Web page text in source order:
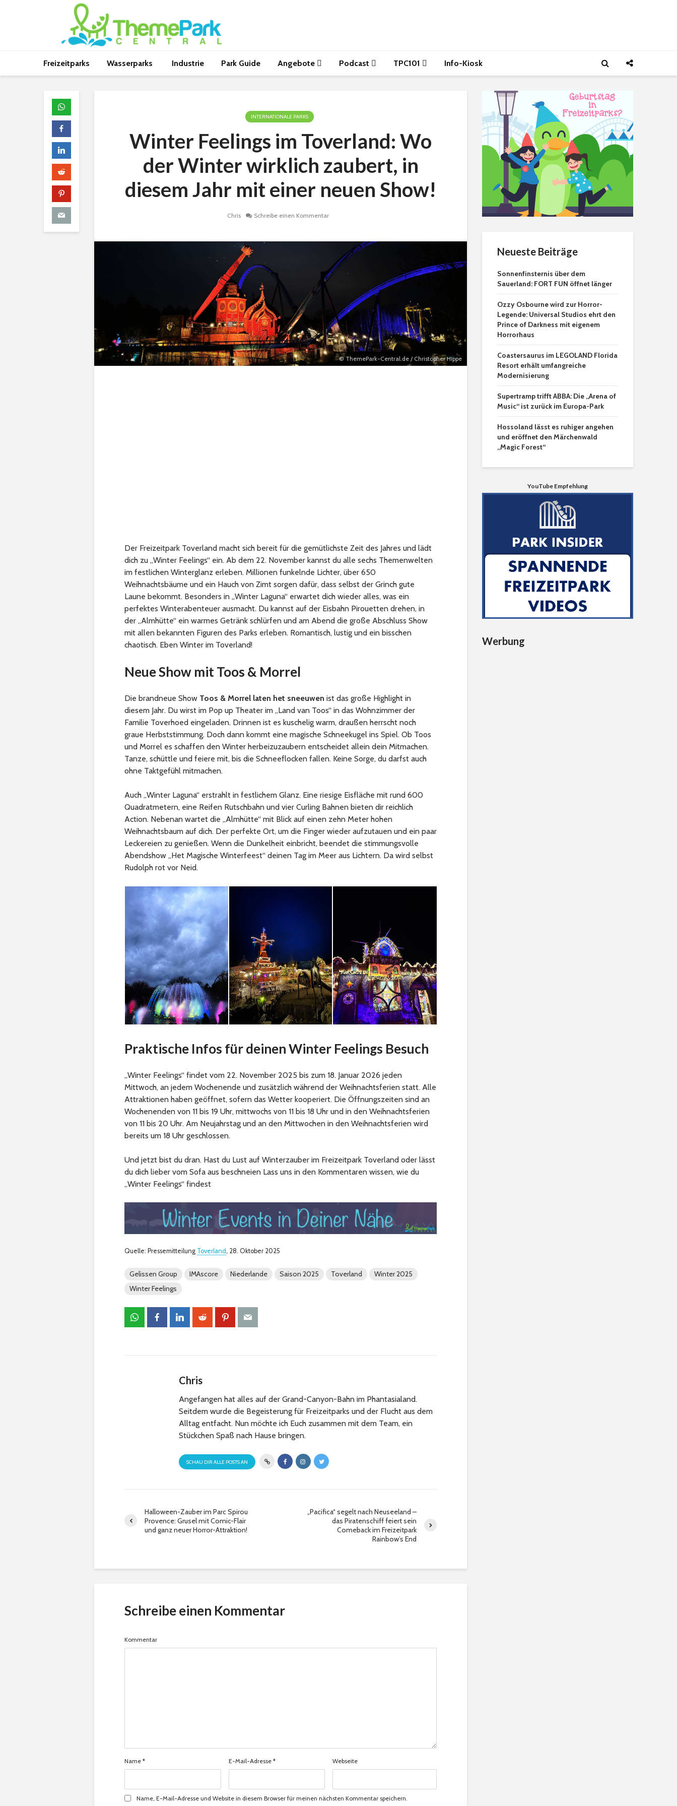
Freizeitparks Wasserparks Industrie Park Guide Angebote Podcast TPC101 Info-Kiosk
INTERNATIONALE PARKS
Winter Feelings im Toverland: Wo
der Winter wirklich zaubert, in
diesem Jahr mit einer neuen Show!
Chris Schreibe einen Kommentar
© ThemePark-Central.de / Christopher Hippe
Der Freizeitpark Toverland macht sich bereit für die gemütlichste Zeit des Jahres und lädt
dich zu „Winter Feelings“ ein. Ab dem 22. November kannst du alle sechs Themenwelten
im festlichen Winterglanz erleben. Millionen funkelnde Lichter, über 650
Weihnachtsbäume und ein Hauch von Zimt sorgen dafür, dass selbst der Grinch gute
Laune bekommt. Besonders in „Winter Laguna“ erwartet dich wieder alles, was ein
perfektes Winterabenteuer ausmacht. Du kannst auf der Eisbahn Pirouetten drehen, in
der „Almhütte“ ein warmes Getränk schlürfen und am Abend die große Abschluss Show
mit allen bekannten Figuren des Parks erleben. Romantisch, lustig und ein bisschen
chaotisch. Eben Winter im Toverland!
Neue Show mit Toos & Morrel
Die brandneue Show Toos & Morrel laten het sneeuwen ist das große Highlight in
diesem Jahr. Du wirst im Pop up Theater im „Land van Toos“ in das Wohnzimmer der
Familie Toverhoed eingeladen. Drinnen ist es kuschelig warm, draußen herrscht noch
graue Herbststimmung. Doch dann kommt eine magische Schneekugel ins Spiel. Ob Toos
und Morrel es schaffen den Winter herbeizuzaubern entscheidet allein dein Mitmachen.
Tanze, schüttle und feiere mit, bis die Schneeflocken fallen. Keine Sorge, du darfst auch
ohne Taktgefühl mitmachen.
Auch „Winter Laguna“ erstrahlt in festlichem Glanz. Eine riesige Eisfläche mit rund 600
Quadratmetern, eine Reifen Rutschbahn und vier Curling Bahnen bieten dir reichlich
Action. Nebenan wartet die „Almhütte“ mit Blick auf einen zehn Meter hohen
Weihnachtsbaum auf dich. Der perfekte Ort, um die Finger wieder aufzutauen und ein paar
Leckereien zu genießen. Wenn die Dunkelheit einbricht, beendet die stimmungsvolle
Abendshow „Het Magische Winterfeest“ deinen Tag im Meer aus Lichtern. Da wird selbst
Rudolph rot vor Neid.
Praktische Infos für deinen Winter Feelings Besuch
„Winter Feelings“ findet vom 22. November 2025 bis zum 18. Januar 2026 jeden
Mittwoch, an jedem Wochenende und zusätzlich während der Weihnachtsferien statt. Alle
Attraktionen haben geöffnet, sofern das Wetter kooperiert. Die Öffnungszeiten sind an
Wochenenden von 11 bis 19 Uhr, mittwochs von 11 bis 18 Uhr und in den Weihnachtsferien
von 11 bis 20 Uhr. Am Neujahrstag und an den Mittwochen in den Weihnachtsferien wird
bereits um 18 Uhr geschlossen.
Und jetzt bist du dran. Hast du Lust auf Winterzauber im Freizeitpark Toverland oder lässt
du dich lieber vom Sofa aus beschneien Lass uns in den Kommentaren wissen, wie du
„Winter Feelings“ findest
Quelle: Pressemitteilung Toverland, 28. Oktober 2025
Gelissen Group IMAscore Niederlande Saison 2025 Toverland
Winter 2025
Winter Feelings
Chris
Angefangen hat alles auf der Grand-Canyon-Bahn im Phantasialand.
Seitdem wurde die Begeisterung für Freizeitparks und der Flucht aus dem
Alltag entfacht. Nun möchte ich Euch zusammen mit dem Team, ein
Stückchen Spaß nach Hause bringen.
SCHAU DIR ALLE POSTS AN
Halloween-Zauber im Parc Spirou
Provence: Grusel mit Comic-Flair
und ganz neuer Horror-Attraktion!
„Pacifica“ segelt nach Neuseeland –
das Piratenschiff feiert sein
Comeback im Freizeitpark
Rainbow’s End
Schreibe einen Kommentar
Kommentar
Name * E-Mail-Adresse * Webseite
Name, E-Mail-Adresse und Website in diesem Browser für meinen nächsten Kommentar speichern.
Neueste Beiträge
Sonnenfinsternis über dem
Sauerland: FORT FUN öffnet länger
Ozzy Osbourne wird zur Horror-
Legende: Universal Studios ehrt den
Prince of Darkness mit eigenem
Horrorhaus
Coastersaurus im LEGOLAND Florida
Resort erhält umfangreiche
Modernisierung
Supertramp trifft ABBA: Die „Arena of
Music“ ist zurück im Europa-Park
Hossoland lässt es ruhiger angehen
und eröffnet den Märchenwald
„Magic Forest“
YouTube Empfehlung
Werbung